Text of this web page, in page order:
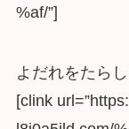
%af/”]
よだれをたら
[clink